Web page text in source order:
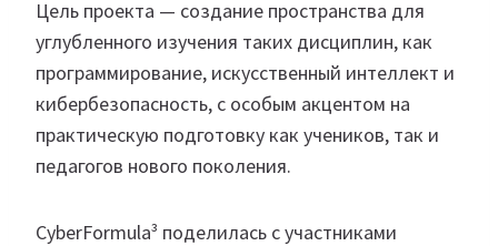
Цель проекта — создание пространства для
углубленного изучения таких дисциплин, как
программирование, искусственный интеллект и
кибербезопасность, с особым акцентом на
практическую подготовку как учеников, так и
педагогов нового поколения.
CyberFormula³ поделилась с участниками